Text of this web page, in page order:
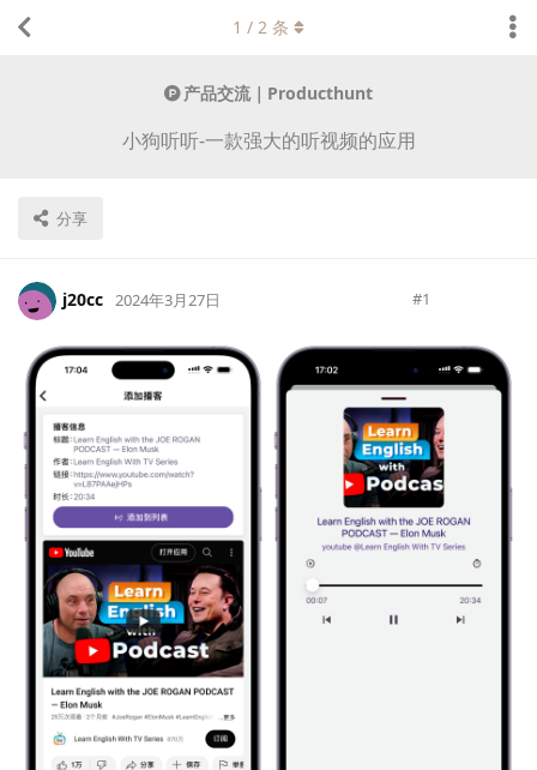
产品交流｜Producthunt
小狗听听-一款强大的听视频的应用
分享
1 / 2 条
j20cc 2024年3月27日 #1